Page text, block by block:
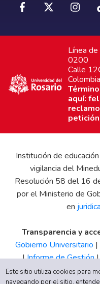
Línea
0200
Calle
Colombia
aquí:
Institución de
vigilancia del
Resolución 58 del 16
por el Ministerio de
en
Transparencia y
Gobierno Universitario |
|Informe de Gestión
Tributario|Estados
Este sitio utiliza cookies para
navegando por el sitio,